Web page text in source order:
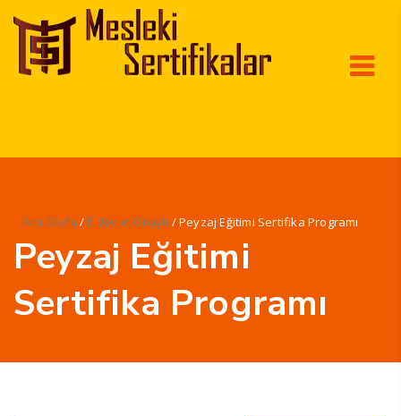
Ana Sayfa / E devlet Onaylı / Peyzaj Eğitimi Sertifika Programı
Peyzaj Eğitimi
Sertifika Programı